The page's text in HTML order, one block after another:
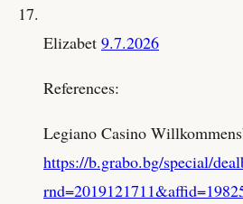
Elizabet 9.7.2026
References:
Legiano Casino
https://b.grabo.bg/special/